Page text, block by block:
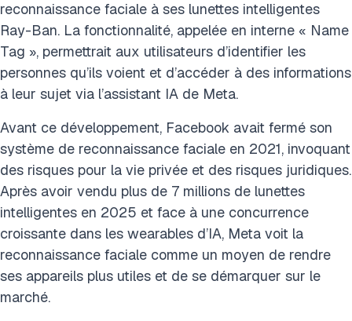
reconnaissance faciale à ses lunettes intelligentes
Ray-Ban. La fonctionnalité, appelée en interne « Name
Tag », permettrait aux utilisateurs d’identifier les
personnes qu’ils voient et d’accéder à des informations
à leur sujet via l’assistant IA de Meta.
Avant ce développement, Facebook avait fermé son
système de reconnaissance faciale en 2021, invoquant
des risques pour la vie privée et des risques juridiques.
Après avoir vendu plus de 7 millions de lunettes
intelligentes en 2025 et face à une concurrence
croissante dans les wearables d’IA, Meta voit la
reconnaissance faciale comme un moyen de rendre
ses appareils plus utiles et de se démarquer sur le
marché.